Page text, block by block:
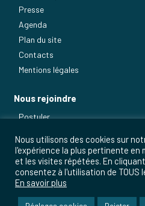
Presse
Agenda
Plan du site
Contacts
Mentions légales
Nous rejoindre
Postuler
Nous utilisons des cookies sur
l'expérience la plus pertinente en
et les visites répétées. En
consentez à l'utilisation de TOUS
En savoir plus